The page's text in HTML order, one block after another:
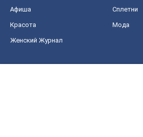
Афиша Сплетни
Красота Мода
Женский Журнал